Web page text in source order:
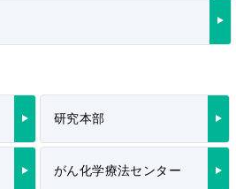
研究本部
がん化学療法センター